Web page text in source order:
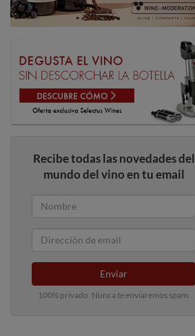
Recibe todas las novedades del
mundo del vino en tu email
Enviar
100% privado. Nunca te enviaremos spam.